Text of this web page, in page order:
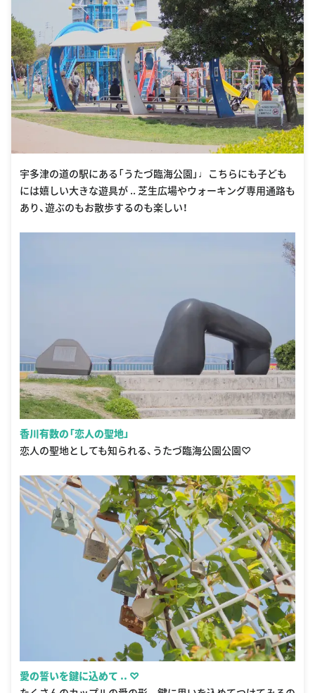
宇多津の道の駅にある「うたづ臨海公園」♩こちらにも子ども
には嬉しい大きな遊具が .. 芝生広場やウォーキング専用通路も
あり、遊ぶのもお散歩するのも楽しい！
香川有数の「恋人の聖地」
恋人の聖地としても知られる、うたづ臨海公園公園♡
愛の誓いを鍵に込めて .. ♡